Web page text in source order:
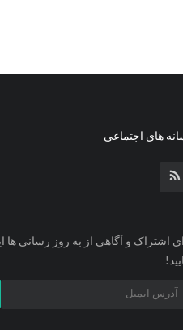
های اجتماعی
اشتراک و آگاهی از به روز رسانی ها